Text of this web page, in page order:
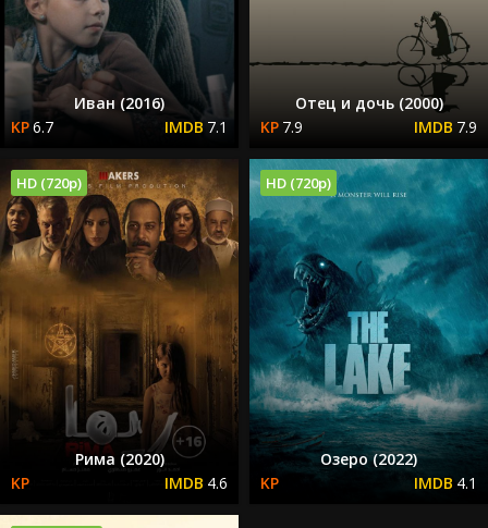
Иван (2016)
6.7
7.1
Отец и дочь (2000)
7.9
7.9
HD (720p)
Рима (2020)
4.6
HD (720p)
Озеро (2022)
4.1